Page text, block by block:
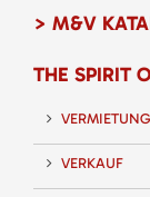
> M&V
THE SPIRIT
VERMIETUNG
VERKAUF